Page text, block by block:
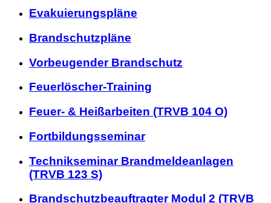
Evakuierungspläne
Brandschutzpläne
Vorbeugender Brandschutz
Feuerlöscher-Training
Feuer- & Heißarbeiten (TRVB 104 O)
Fortbildungsseminar
Technikseminar Brandmeldeanlagen
(TRVB 123 S)
Brandschutzbeauftragter Modul 2 (TRVB